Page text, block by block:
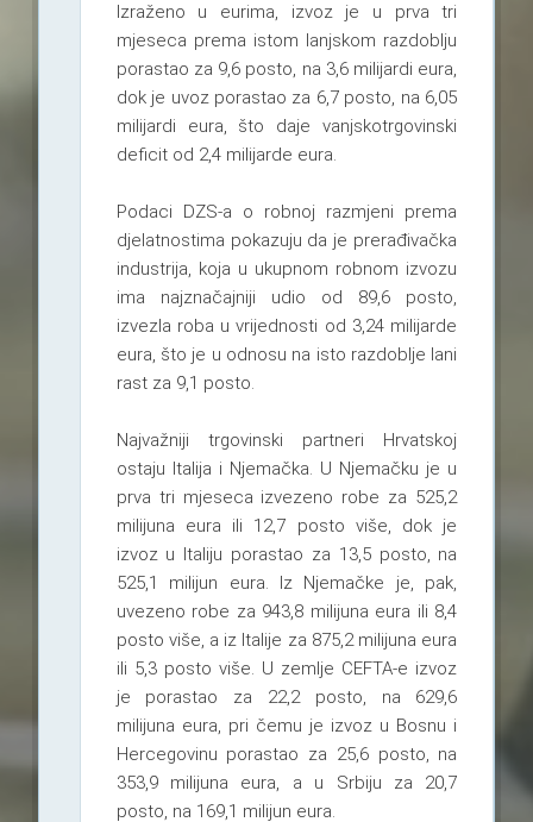
Izraženo u eurima, izvoz je u prva tri
mjeseca prema istom lanjskom razdoblju
porastao za 9,6 posto, na 3,6 milijardi eura,
dok je uvoz porastao za 6,7 posto, na 6,05
milijardi eura, što daje vanjskotrgovinski
deficit od 2,4 milijarde eura.
Podaci DZS-a o robnoj razmjeni prema
djelatnostima pokazuju da je prerađivačka
industrija, koja u ukupnom robnom izvozu
ima najznačajniji udio od 89,6 posto,
izvezla roba u vrijednosti od 3,24 milijarde
eura, što je u odnosu na isto razdoblje lani
rast za 9,1 posto.
Najvažniji trgovinski partneri Hrvatskoj
ostaju Italija i Njemačka. U Njemačku je u
prva tri mjeseca izvezeno robe za 525,2
milijuna eura ili 12,7 posto više, dok je
izvoz u Italiju porastao za 13,5 posto, na
525,1 milijun eura. Iz Njemačke je, pak,
uvezeno robe za 943,8 milijuna eura ili 8,4
posto više, a iz Italije za 875,2 milijuna eura
ili 5,3 posto više. U zemlje CEFTA-e izvoz
je porastao za 22,2 posto, na 629,6
milijuna eura, pri čemu je izvoz u Bosnu i
Hercegovinu porastao za 25,6 posto, na
353,9 milijuna eura, a u Srbiju za 20,7
posto, na 169,1 milijun eura.